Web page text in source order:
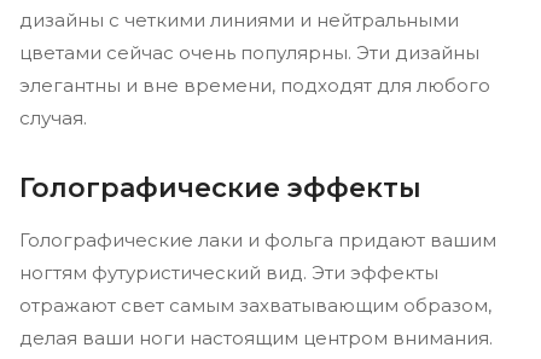
дизайны с четкими линиями и нейтральными
цветами сейчас очень популярны. Эти дизайны
элегантны и вне времени, подходят для любого
случая.
Голографические эффекты
Голографические лаки и фольга придают вашим
ногтям футуристический вид. Эти эффекты
отражают свет самым захватывающим образом,
делая ваши ноги настоящим центром внимания.